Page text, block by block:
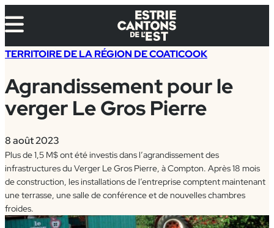
au
TERRITOIRE DE LA RÉGION DE COATICOOK
Agrandissement pour le
verger Le Gros Pierre
8 août 2023
Plus de 1,5 M$ ont été investis dans l’agrandissement des
infrastructures du Verger Le Gros Pierre, à Compton. Après 18 mois
de construction, les installations de l’entreprise comptent maintenant
une terrasse, une salle de conférence et de nouvelles chambres
froides.